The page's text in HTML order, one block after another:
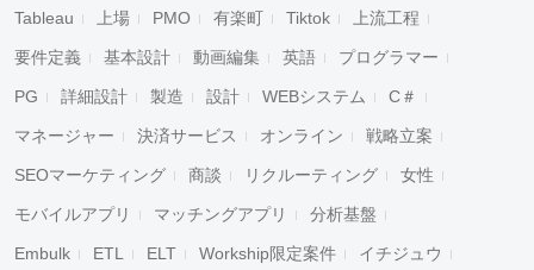
Tableau 上場 PMO 有楽町 Tiktok 上流工程
要件定義 基本設計 動画編集 英語 プログラマー
PG 詳細設計 製造 設計 WEBシステム C＃
マネージャー 決済サービス オンライン 戦略立案
SEOマーケティング 商談 リクルーティング 女性
モバイルアプリ マッチングアプリ 分析基盤
Embulk ETL ELT Workship限定案件 イチジュウ